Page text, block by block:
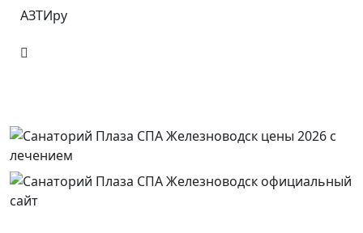
АЗТИру